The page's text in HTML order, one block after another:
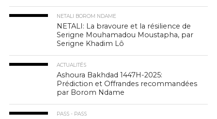
NETALI BOROM NDAME
NETALI: La bravoure et la résilience de
Serigne Mouhamadou Moustapha, par
Serigne Khadim Lô
ACTUALITÉS
Ashoura Bakhdad 1447H-2025:
Prédiction et Offrandes recommandées
par Borom Ndame
PASS - PASS